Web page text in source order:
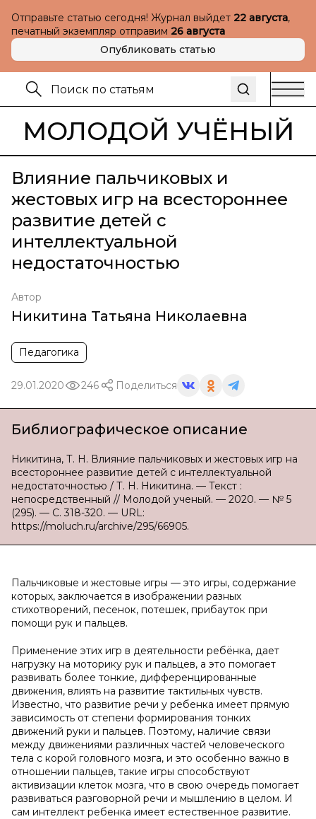
Отправьте статью сегодня! Журнал выйдет 22 августа,
печатный экземпляр отправим 26 августа
Опубликовать статью
МОЛОДОЙ УЧЁНЫЙ
Влияние пальчиковых и
жестовых игр на всестороннее
развитие детей с
интеллектуальной
недостаточностью
Автор
Никитина Татьяна Николаевна
Педагогика
29.01.2020 246 Поделиться
Библиографическое описание
Никитина, Т. Н. Влияние пальчиковых и жестовых игр на
всестороннее развитие детей с интеллектуальной
недостаточностью / Т. Н. Никитина. — Текст :
непосредственный // Молодой ученый. — 2020. — № 5
(295). — С. 318-320. — URL:
https://moluch.ru/archive/295/66905.
Пальчиковые и жестовые игры — это игры, содержание
которых, заключается в изображении разных
стихотворений, песенок, потешек, прибауток при
помощи рук и пальцев.
Применение этих игр в деятельности ребёнка, дает
нагрузку на моторику рук и пальцев, а это помогает
развивать более тонкие, дифференцированные
движения, влиять на развитие тактильных чувств.
Известно, что развитие речи у ребенка имеет прямую
зависимость от степени формирования тонких
движений руки и пальцев. Поэтому, наличие связи
между движениями различных частей человеческого
тела с корой головного мозга, и это особенно важно в
отношении пальцев, такие игры способствуют
активизации клеток мозга, что в свою очередь помогает
развиваться разговорной речи и мышлению в целом. И
сам интеллект ребенка имеет естественное развитие.